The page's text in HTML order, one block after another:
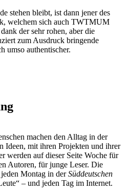
stehen bleibt, ist dann jener des
welchem sich auch TWTMUM
der sehr rohen, aber die
zum Ausdruck bringende
umso authentischer.
machen den Alltag in der
Ideen, mit ihren Projekten und ihrer
werden auf dieser Seite Woche für
Autoren, für junge Leser. Die
Montag in derSüddeutschen
– und jeden Tag im Internet.